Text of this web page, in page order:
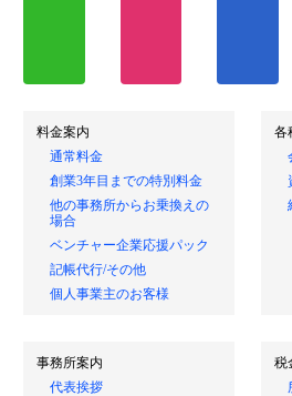
料金案内
通常料金
創業3年目までの特別料金
他の事務所からお乗換えの
場合
ベンチャー企業応援パック
記帳代行/その他
個人事業主のお客様
各
事務所案内
代表挨拶
税